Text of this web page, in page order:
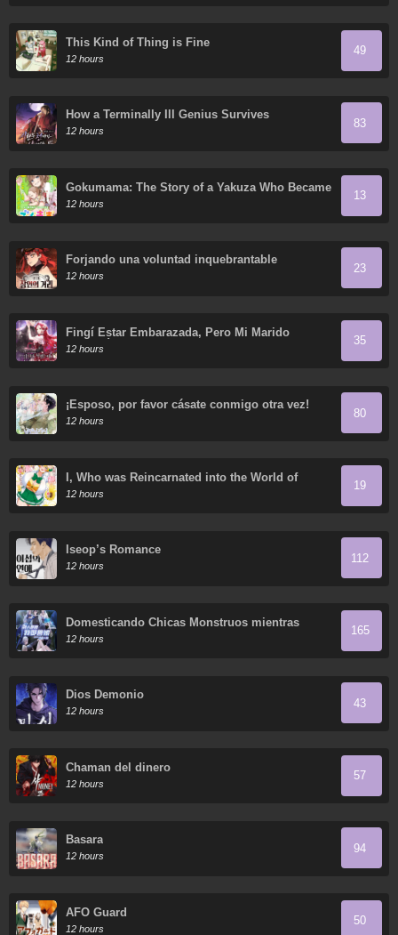
This Kind of Thing is Fine
12 hours
49
How a Terminally Ill Genius Survives
12 hours
83
Gokumama: The Story of a Yakuza Who Became
a Mom
12 hours
13
Forjando una voluntad inquebrantable
12 hours
23
Fingí Estar Embarazada, Pero Mi Marido
Regresó
12 hours
35
¡Esposo, por favor cásate conmigo otra vez!
12 hours
80
I, Who was Reincarnated into the World of
Eroge, Will Make the NTR Heroine Happy with
My Love.
12 hours
19
Iseop’s Romance
12 hours
112
Domesticando Chicas Monstruos mientras
Todos Domestican Meros Monstruos
12 hours
165
Dios Demonio
12 hours
43
Chaman del dinero
12 hours
57
Basara
12 hours
94
AFO Guard
12 hours
50